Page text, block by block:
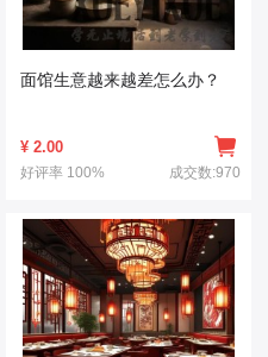
面馆生意越来越差怎么办？
¥ 2.00
好评率 100% 成交数:970